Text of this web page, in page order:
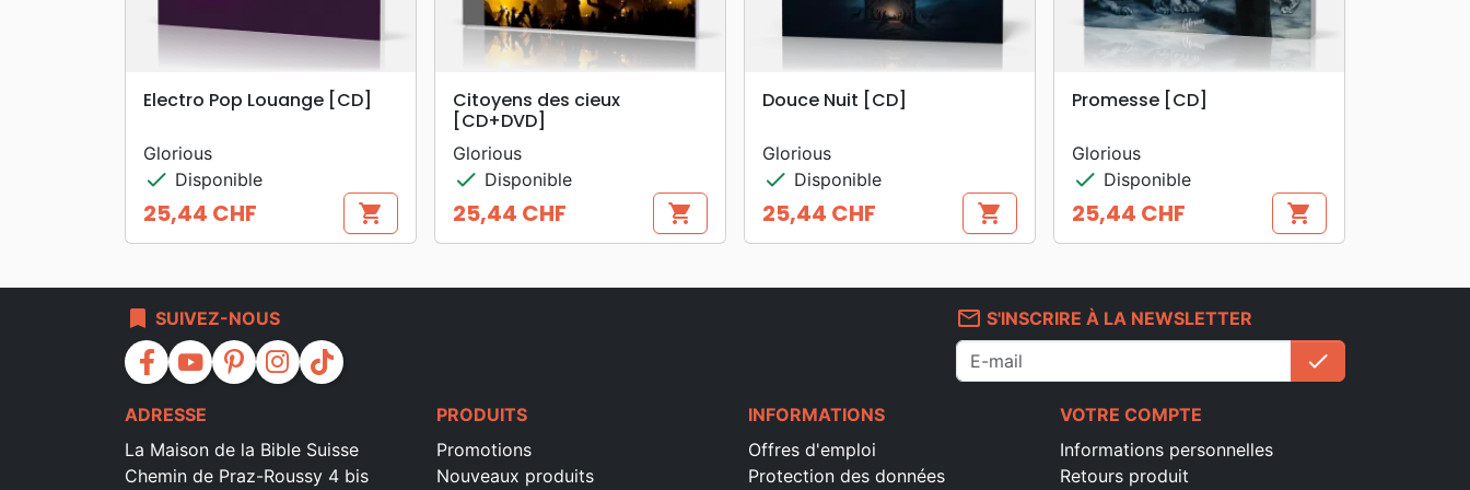
searchAPERÇU RAPIDE
Electro Pop Louange [CD]
Glorious
check Disponible
Prix
25,44 CHF shopping_cart
search APERÇU RAPIDE
Citoyens des cieux
[CD+DVD]
Glorious
check Disponible
Prix
25,44 CHF shopping_cart
searchAPERÇU RAPIDE
Douce Nuit [CD]
Glorious
check Disponible
Prix
25,44 CHF shopping_cart
search APERÇU RAPIDE
Promesse [CD]
Glorious
check Disponible
Prix
25,44 CHF shopping_cart
bookmark SUIVEZ-NOUS
facebook youtube pinterest instagram tiktok
mail_outline S'INSCRIRE À LA NEWSLETTER
check
ADRESSE
La Maison de la Bible Suisse
Chemin de Praz-Roussy 4 bis
PRODUITS
Promotions
Nouveaux produits
INFORMATIONS
Offres d'emploi
Protection des données
VOTRE COMPTE
Informations personnelles
Retours produit